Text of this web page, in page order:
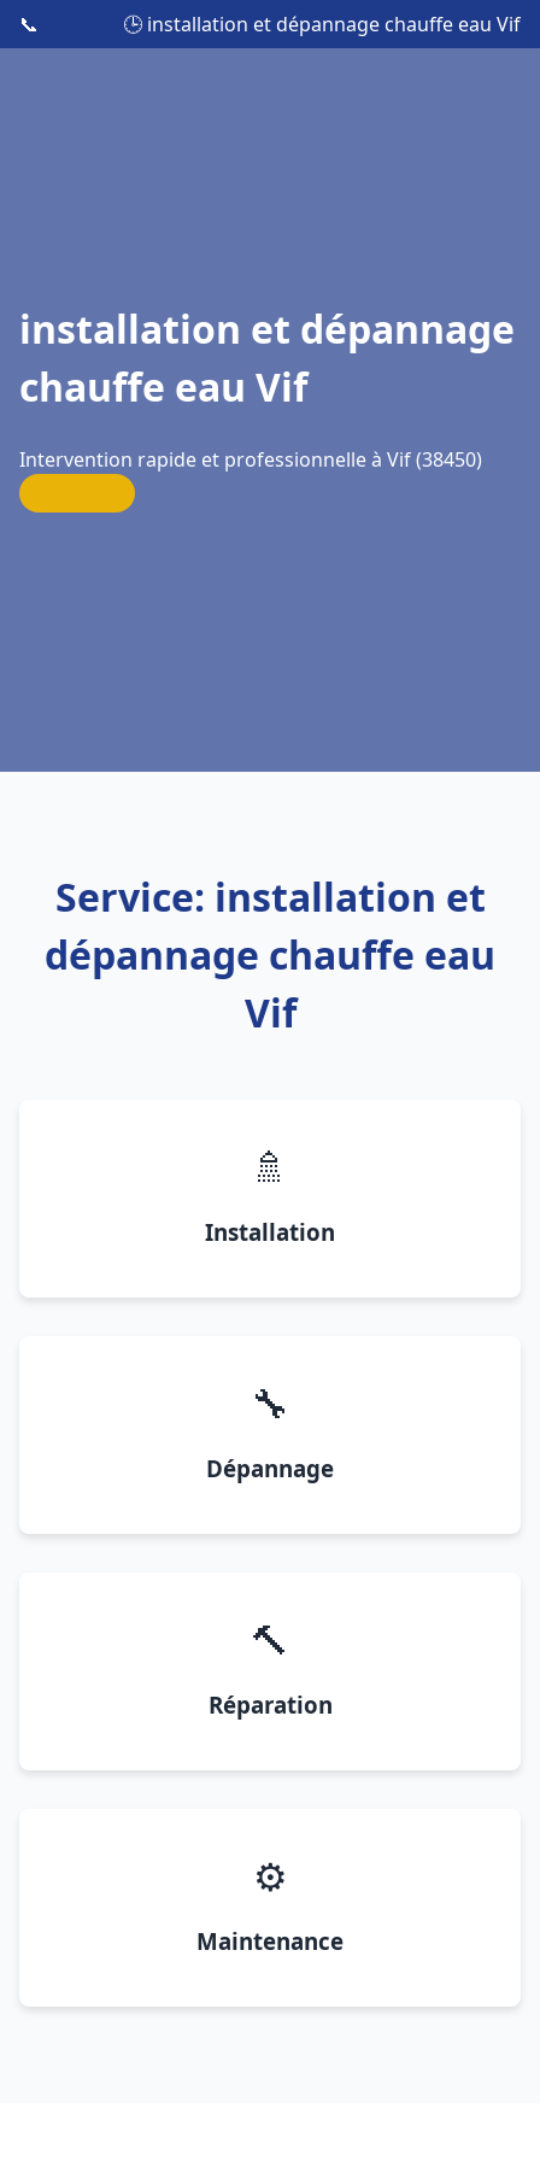
📞 🕒 installation et dépannage chauffe eau Vif
installation et dépannage
chauffe eau Vif
Intervention rapide et professionnelle à Vif (38450)
Service: installation et
dépannage chauffe eau
Vif
🚿
Installation
🔧
Dépannage
🔨
Réparation
⚙️
Maintenance